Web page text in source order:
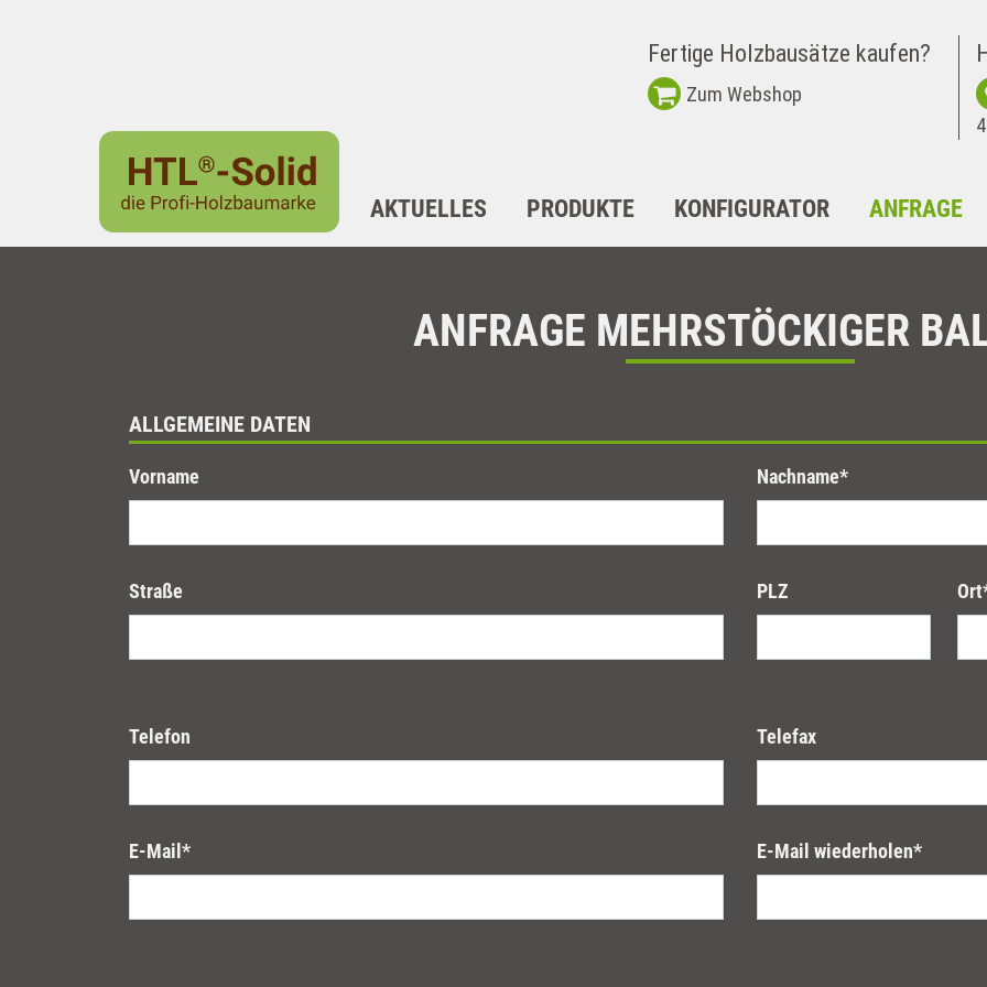
Fertige Holzbausätze kaufen?
Zum Webshop
AKTUELLES PRODUKTE KONFIGURATOR ANFRAGE
ANFRAGE MEHRSTÖCKIGER
ALLGEMEINE DATEN
Vorname Nachname*
Straße PLZ Ort
Telefon Telefax
E-Mail * E-Mail wiederholen*